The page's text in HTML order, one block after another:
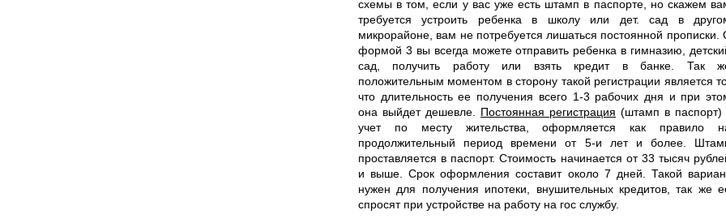
схемы в том, если у вас уже есть штамп в паспорте, но скажем
требуется устроить ребенка в школу или дет. сад в
микрорайоне, вам не потребуется лишаться постоянной прописки.
формой 3 вы всегда можете отправить ребенка в гимназию,
сад, получить работу или взять кредит в банке. Так
положительным моментом в сторону такой регистрации является
что длительность ее получения всего 1-3 рабочих дня и при
она выйдет дешевле. Постоянная регистрация (штамп в паспорт)
учет по месту жительства, оформляется как правило
продолжительный период времени от 5-и лет и более.
проставляется в паспорт. Стоимость начинается от 33 тысяч
и выше. Срок оформления составит около 7 дней. Такой
нужен для получения ипотеки, внушительных кредитов, так же
спросят при устройстве на работу на гос службу.